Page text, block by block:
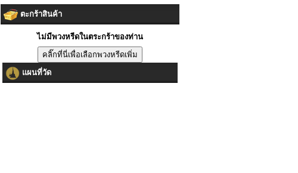
ตะกร้าสินค้า
ไม่มีพวงหรีดในตระกร้าของท่าน
แผนที่วัด